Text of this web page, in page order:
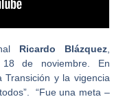
Ricardo Blázquez,
de noviembre. En
Transición y la vigencia
“Fue una meta –